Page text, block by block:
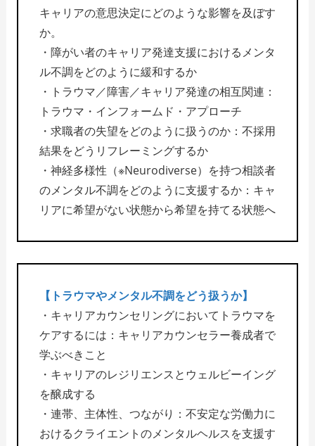
キャリアの意思決定にどのような影響を及ぼす
か。
・障がい者のキャリア発達支援におけるメンタ
ル不調をどのように緩和するか
・トラウマ／障害／キャリア発達の相互関連：
トラウマ・インフォームド・アプローチ
・求職者の失望をどのように扱うのか：不採用
結果をどうリフレーミングするか
・神経多様性（※Neurodiverse）を持つ相談者
のメンタル不調をどのように支援するか：キャ
リアに希望がない状態から希望を持てる状態へ
【トラウマやメンタル不調をどう扱うか】
・キャリアカウンセリングにおいてトラウマを
ケアするには：キャリアカウンセラー養成者で
学ぶべきこと
・キャリアのレジリエンスとウェルビーイング
を醸成する
・連帯、主体性、つながり：不安定な労働力に
おけるクライエントのメンタルヘルスを支援す